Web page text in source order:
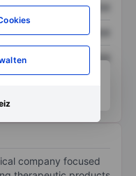
XXXXXXX
XXXXXXX
XXXXXXX
Diagramm-
company focused